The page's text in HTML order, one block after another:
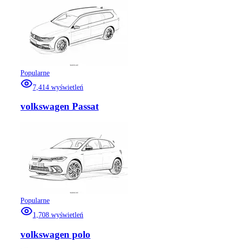
Popularne
7,414 wyświetleń
volkswagen Passat
Popularne
1,708 wyświetleń
volkswagen polo